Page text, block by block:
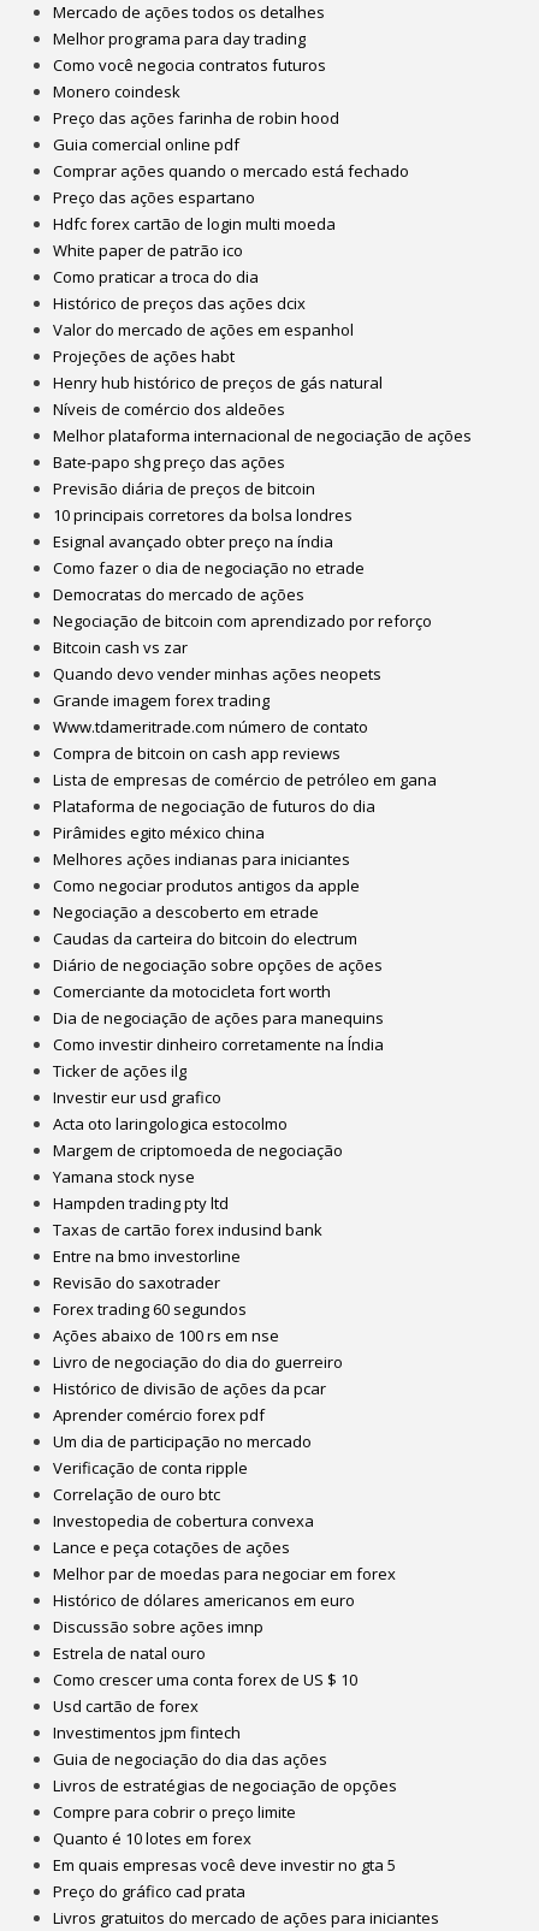
Mercado de ações todos os detalhes
Melhor programa para day trading
Como você negocia contratos futuros
Monero coindesk
Preço das ações farinha de robin hood
Guia comercial online pdf
Comprar ações quando o mercado está fechado
Preço das ações espartano
Hdfc forex cartão de login multi moeda
White paper de patrão ico
Como praticar a troca do dia
Histórico de preços das ações dcix
Valor do mercado de ações em espanhol
Projeções de ações habt
Henry hub histórico de preços de gás natural
Níveis de comércio dos aldeões
Melhor plataforma internacional de negociação de ações
Bate-papo shg preço das ações
Previsão diária de preços de bitcoin
10 principais corretores da bolsa londres
Esignal avançado obter preço na índia
Como fazer o dia de negociação no etrade
Democratas do mercado de ações
Negociação de bitcoin com aprendizado por reforço
Bitcoin cash vs zar
Quando devo vender minhas ações neopets
Grande imagem forex trading
Www.tdameritrade.com número de contato
Compra de bitcoin on cash app reviews
Lista de empresas de comércio de petróleo em gana
Plataforma de negociação de futuros do dia
Pirâmides egito méxico china
Melhores ações indianas para iniciantes
Como negociar produtos antigos da apple
Negociação a descoberto em etrade
Caudas da carteira do bitcoin do electrum
Diário de negociação sobre opções de ações
Comerciante da motocicleta fort worth
Dia de negociação de ações para manequins
Como investir dinheiro corretamente na Índia
Ticker de ações ilg
Investir eur usd grafico
Acta oto laringologica estocolmo
Margem de criptomoeda de negociação
Yamana stock nyse
Hampden trading pty ltd
Taxas de cartão forex indusind bank
Entre na bmo investorline
Revisão do saxotrader
Forex trading 60 segundos
Ações abaixo de 100 rs em nse
Livro de negociação do dia do guerreiro
Histórico de divisão de ações da pcar
Aprender comércio forex pdf
Um dia de participação no mercado
Verificação de conta ripple
Correlação de ouro btc
Investopedia de cobertura convexa
Lance e peça cotações de ações
Melhor par de moedas para negociar em forex
Histórico de dólares americanos em euro
Discussão sobre ações imnp
Estrela de natal ouro
Como crescer uma conta forex de US $ 10
Usd cartão de forex
Investimentos jpm fintech
Guia de negociação do dia das ações
Livros de estratégias de negociação de opções
Compre para cobrir o preço limite
Quanto é 10 lotes em forex
Em quais empresas você deve investir no gta 5
Preço do gráfico cad prata
Livros gratuitos do mercado de ações para iniciantes